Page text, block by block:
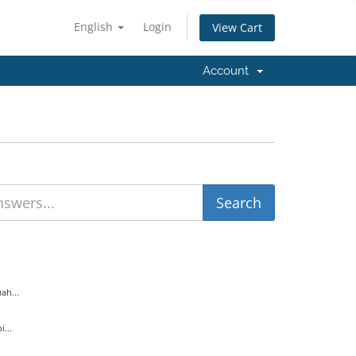
English Login View Cart
Account